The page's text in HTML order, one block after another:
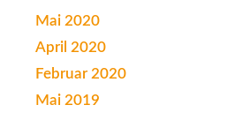
Mai 2020
April 2020
Februar 2020
Mai 2019